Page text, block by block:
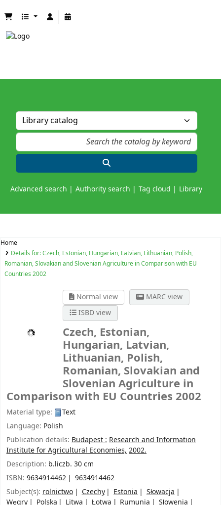
Advanced search Authority search Tag cloud Library
Home
Details for:Czech, Estonian, Hungarian, Latvian, Lithuanian, Polish,
Romanian, Slovakian and Slovenian Agriculture in Comparison with EU
Countries 2002
Normal view
MARC view
ISBD view
Czech, Estonian,
Hungarian, Latvian,
Lithuanian, Polish,
Romanian, Slovakian and
Slovenian Agriculture in
Comparison with EU Countries 2002
Material type:
Text
Language: Polish
Publication details: Budapest : Research and Information
Institute for Agricultural Economies, 2002.
Description: b.liczb. 30 cm
ISBN: 9634914462
9634914462
Subject(s): rolnictwo Czechy Estonia
Słowacja
Węgry
Polska Litwa Łotwa Rumunia
Słowenia